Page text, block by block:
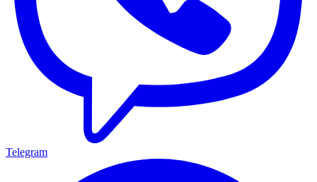
Telegram